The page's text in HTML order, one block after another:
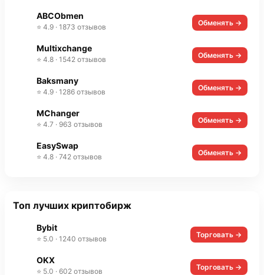
ABCObmen
⭐ 4.9 · 1873 отзывов Обменять →
Multixchange
⭐ 4.8 · 1542 отзывов Обменять →
Baksmany
⭐ 4.9 · 1286 отзывов Обменять →
MChanger
⭐ 4.7 · 963 отзывов Обменять →
EasySwap
⭐ 4.8 · 742 отзывов Обменять →
Топ лучших криптобирж
Bybit
⭐ 5.0 · 1240 отзывов Торговать →
OKX
⭐ 5.0 · 602 отзывов Торговать →